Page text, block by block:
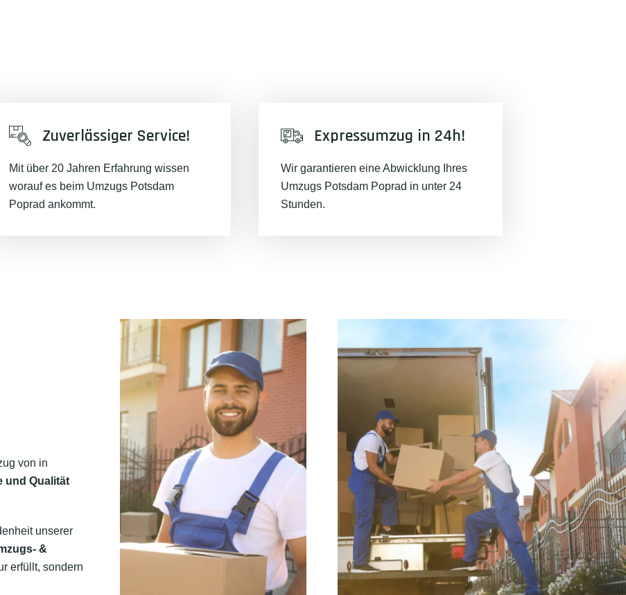
Zuverlässiger Service!
Mit über 20 Jahren Erfahrung wissen
worauf es beim Umzugs Potsdam
Poprad ankommt.
Expressumzug in 24h!
Wir garantieren eine Abwicklung Ihres
Umzugs Potsdam Poprad in unter 24
Stunden.
von in
und Qualität
unserer
&
erfüllt, sondern